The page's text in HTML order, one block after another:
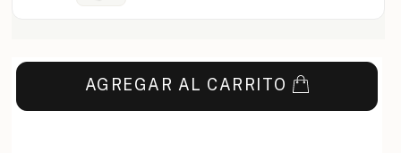
AGREGAR AL CARRITO